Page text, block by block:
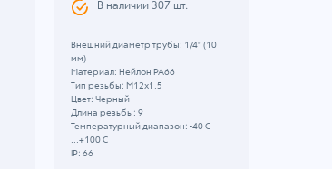
В наличии 307 шт.
Внешний диаметр трубы: 1/4" (10
мм)
Материал: Нейлон PA66
Тип резьбы: M12x1.5
Цвет: Черный
Длина резьбы: 9
Температурный диапазон: -40 C
...+100 C
IP: 66